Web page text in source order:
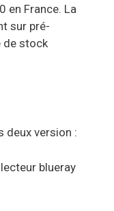
en France. La
sur pré-
de stock
deux version :
blueray